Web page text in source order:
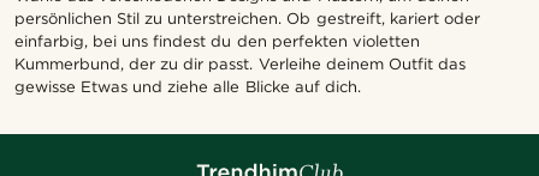
persönlichen Stil zu unterstreichen. Ob gestreift, kariert oder
einfarbig, bei uns findest du den perfekten violetten
Kummerbund, der zu dir passt. Verleihe deinem Outfit das
gewisse Etwas und ziehe alle Blicke auf dich.